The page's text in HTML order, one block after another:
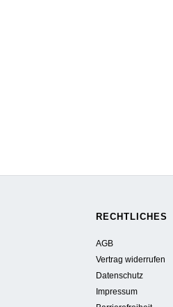
RECHTLICHES
AGB
Vertrag widerrufen
Datenschutz
Impressum